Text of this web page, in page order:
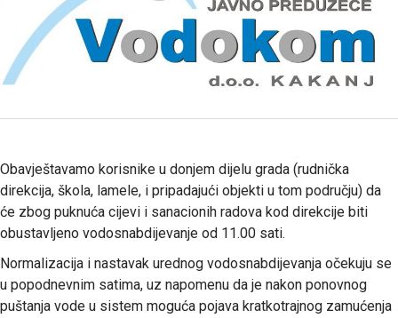
Obavještavamo korisnike u donjem dijelu grada (rudnička
direkcija, škola, lamele, i pripadajući objekti u tom području) da
će zbog puknuća cijevi i sanacionih radova kod direkcije biti
obustavljeno vodosnabdijevanje od 11.00 sati.
Normalizacija i nastavak urednog vodosnabdijevanja očekuju se
u popodnevnim satima, uz napomenu da je nakon ponovnog
puštanja vode u sistem moguća pojava kratkotrajnog zamućenja